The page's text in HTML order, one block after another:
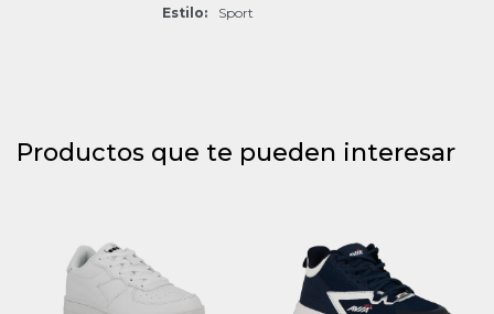
Estilo Sport
Productos que te pueden interesar